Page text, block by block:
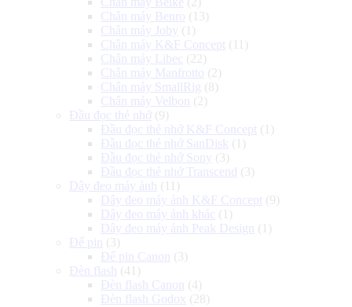
Chân máy Benro (13)
Chân máy Joby (1)
Chân máy K&F Concept (11)
Chân máy Libec (22)
Chân máy Manfrotto (2)
Chân máy SmallRig (8)
Chân máy Velbon
(2)
Đầu đọc thẻ nhớ (9)
Đầu đọc thẻ nhớ K&F Concept (1)
Đầu đọc thẻ nhớ SanDisk (1)
Đầu đọc thẻ nhớ Sony (3)
Đầu đọc thẻ nhớ Transcend
(3)
Dây đeo máy ảnh
(11)
Dây đeo máy ảnh K&F Concept (9)
Dây đeo máy ảnh khác (1)
Dây đeo máy ảnh Peak Design
(1)
Đế pin
(3)
Đế pin Canon
(3)
Đèn flash
(41)
Đèn flash Canon
(4)
Đèn flash Godox (28)